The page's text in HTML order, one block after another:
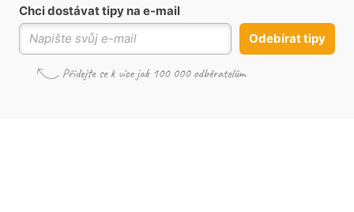
Chci dostávat tipy na e-mail
Odebírat tipy